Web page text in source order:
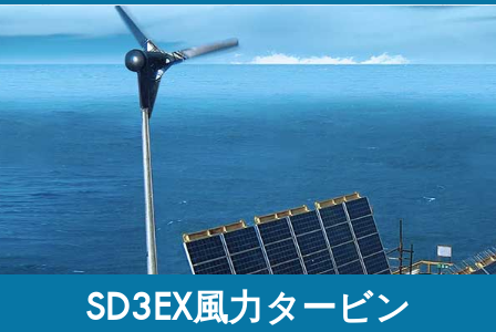
SD3EX風力タービン